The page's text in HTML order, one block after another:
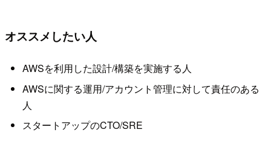
オススメしたい人
AWSを利用した設計/構築を実施する人
AWSに関する運用/アカウント管理に対して責任のある
人
スタートアップのCTO/SRE